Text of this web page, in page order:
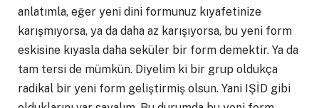
anlatımla, eğer yeni dini formunuz kıyafetinize
karışmıyorsa, ya da daha az karışıyorsa, bu yeni form
eskisine kıyasla daha seküler bir form demektir. Ya da
tam tersi de mümkün. Diyelim ki bir grup oldukça
radikal bir yeni form geliştirmiş olsun. Yani IŞİD gibi